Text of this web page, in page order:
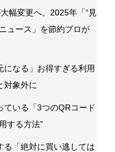
幅変更へ。2025年「“見
ュース」を節約プロが
なる」お得すぎる利用
対象外に
ている「3つのQRコード
する方法”
る「絶対に買い逃しては